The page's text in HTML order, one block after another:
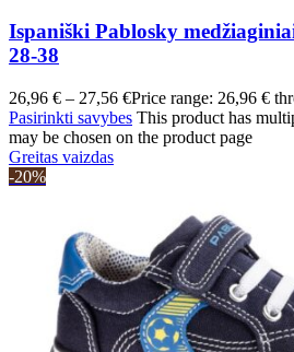
Ispaniški Pablosky
28-38
26,96 € – 27,56 €Price range: 26,96 €
Pasirinkti savybes This product has
may be chosen on the product page
Greitas vaizdas
-20%